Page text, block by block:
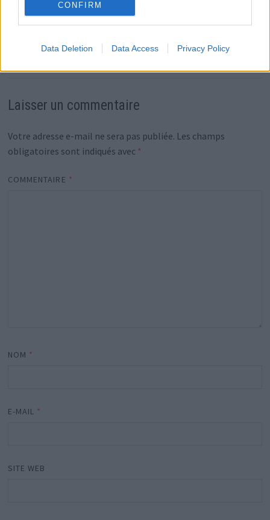
CONFIRM
Data Deletion Data Access Privacy Policy
Cookie Dingler : Que devient la star de Femme
27 juillet 2026
Laisser un commentaire
Votre adresse e-mail ne sera pas publiée. Les champs
obligatoires sont indiqués avec *
COMMENTAIRE *
NOM *
E-MAIL *
SITE WEB